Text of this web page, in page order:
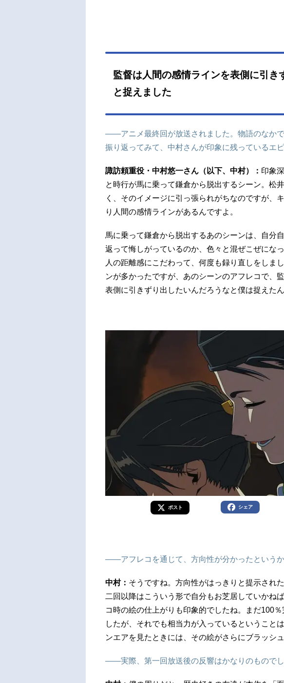
員として玄蕃も活躍し
ました。あの怪獣みた
いんですよ。なんだか
監督は人間の感情ラインを表側に引き
と捉えました
――アニメ最終回が放送されました。物語のなかで
振り返ってみて、中村さんが印象に残っているエ
諏訪頼重役・中村悠一さん（以下、中村）： 印象
と時行が馬に乗って鎌倉から脱出するシーン。松
く、そのイメージに引っ張られがちなのですが、
り人間の感情ラインがあるんですよ。
馬に乗って鎌倉から脱出するあのシーンは、自分
返って悔しがっているのか、色々と混ぜこぜにな
人の距離感にこだわって、何度も録り直しをしま
ンが多かったですが、あのシーンのアフレコで、
表側に引きずり出したいんだろうなと僕は捉えたん
ポスト シェア
――アフレコを通じて、方向性が分かったというか
中村： そうですね。方向性がはっきりと提示され
二回以降はこういう形で自分もお芝居していかね
コ時の絵の仕上がりも印象的でしたね。まだ100
したが、それでも相当力が入っているということ
ンエアを見たときには、その絵がさらにブラッシ
――実際、第一回放送後の反響はかなりのものでし